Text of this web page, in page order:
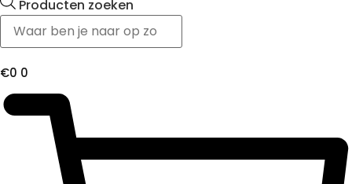
Producten zoeken
€0 0